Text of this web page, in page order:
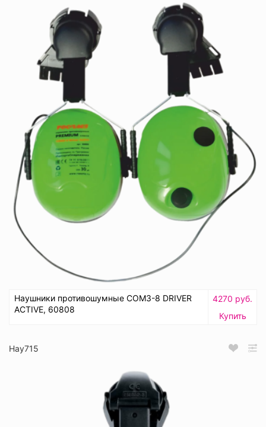
Наушники противошумные СОМЗ-8 DRIVER
ACTIVE, 60808
4270 руб.
Купить
Нау715